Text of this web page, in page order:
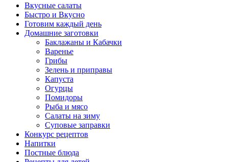
Вкусные салаты
Быстро и Вкусно
Готовим каждый день
Домашние заготовки
Баклажаны и Кабачки
Варенье
Грибы
Зелень и приправы
Капуста
Огурцы
Помидоры
Рыба и мясо
Салаты на зиму
Суповые заправки
Конкурс рецептов
Напитки
Постные блюда